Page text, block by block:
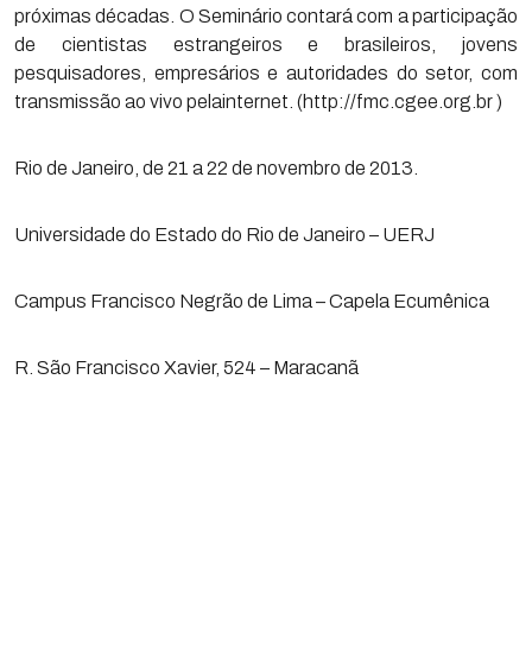
próximas décadas. O Seminário contará com a participação
de cientistas estrangeiros e brasileiros, jovens
pesquisadores, empresários e autoridades do setor, com
transmissão ao vivo pelainternet. (http://fmc.cgee.org.br )
Rio de Janeiro, de 21 a 22 de novembro de 2013.
Universidade do Estado do Rio de Janeiro – UERJ
Campus Francisco Negrão de Lima – Capela Ecumênica
R. São Francisco Xavier, 524 – Maracanã